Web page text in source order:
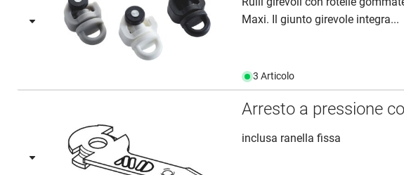
Maxi. Il giunto girevole integra...
3 Articolo
Arresto a pressione
inclusa ranella fissa